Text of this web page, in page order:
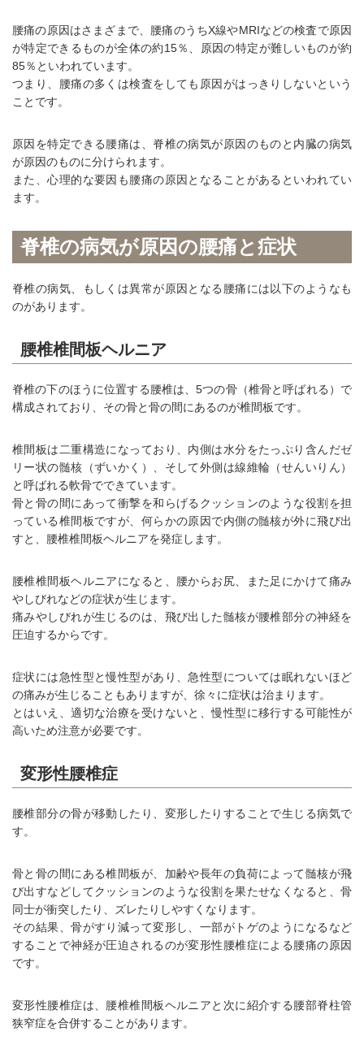
腰痛の原因はさまざまで、腰痛のうちX線やMRIなどの検査で原因
が特定できるものが全体の約15％、原因の特定が難しいものが約
85％といわれています。
つまり、腰痛の多くは検査をしても原因がはっきりしないという
ことです。
原因を特定できる腰痛は、脊椎の病気が原因のものと内臓の病気
が原因のものに分けられます。
また、心理的な要因も腰痛の原因となることがあるといわれてい
ます。
脊椎の病気が原因の腰痛と症状
脊椎の病気、もしくは異常が原因となる腰痛には以下のようなも
のがあります。
腰椎椎間板ヘルニア
脊椎の下のほうに位置する腰椎は、5つの骨（椎骨と呼ばれる）で
構成されており、その骨と骨の間にあるのが椎間板です。
椎間板は二重構造になっており、内側は水分をたっぷり含んだゼ
リー状の髄核（ずいかく）、そして外側は線維輪（せんいりん）
と呼ばれる軟骨でできています。
骨と骨の間にあって衝撃を和らげるクッションのような役割を担
っている椎間板ですが、何らかの原因で内側の髄核が外に飛び出
すと、腰椎椎間板ヘルニアを発症します。
腰椎椎間板ヘルニアになると、腰からお尻、また足にかけて痛み
やしびれなどの症状が生じます。
痛みやしびれが生じるのは、飛び出した髄核が腰椎部分の神経を
圧迫するからです。
症状には急性型と慢性型があり、急性型については眠れないほど
の痛みが生じることもありますが、徐々に症状は治まります。
とはいえ、適切な治療を受けないと、慢性型に移行する可能性が
高いため注意が必要です。
変形性腰椎症
腰椎部分の骨が移動したり、変形したりすることで生じる病気で
す。
骨と骨の間にある椎間板が、加齢や長年の負荷によって髄核が飛
び出すなどしてクッションのような役割を果たせなくなると、骨
同士が衝突したり、ズレたりしやすくなります。
その結果、骨がすり減って変形し、一部がトゲのようになるなど
することで神経が圧迫されるのが変形性腰椎症による腰痛の原因
です。
変形性腰椎症は、腰椎椎間板ヘルニアと次に紹介する腰部脊柱管
狭窄症を合併することがあります。